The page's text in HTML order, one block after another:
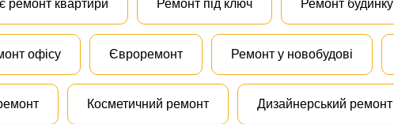
ремонт квартири Ремонт під ключ Ремонт будинку
офісу Євроремонт Ремонт у новобудові
Косметичний ремонт Дизайнерський ремонт